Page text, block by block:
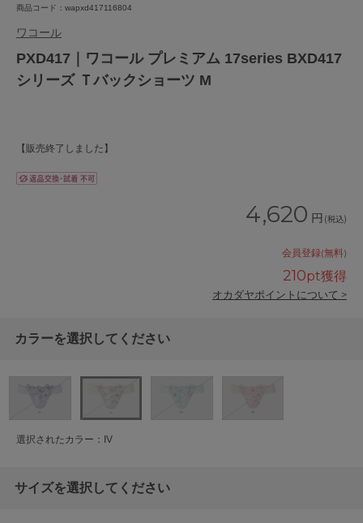
商品コード：wapxd417116804
ワコール
PXD417｜ワコール プレミアム 17series BXD417
シリーズ Ｔバックショーツ M
【販売終了しました】
4,620 円 (税込)
会員登録(無料)
210pt獲得
オカダヤポイントについて >
カラーを選択してください
選択されたカラー：IV
サイズを選択してください